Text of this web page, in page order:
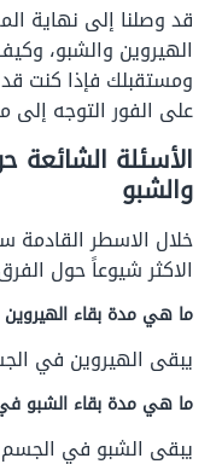
قد وصلنا إلى نهاية
الهيروين والشبو،
ومستقبلك فإذا كنت
على الفور التوجه إلى
الأسئلة الشائعة
والشبو
خلال الاسطر
الاكثر شيوعاً حول
ما هي مدة بقاء
يبقى الهيروين في الجسم من 6
ما هي مدة بقاء الشبو
يبقى الشبو في الجسم من 8 ساعات